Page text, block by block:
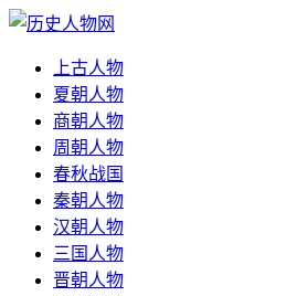
上古人物
夏朝人物
商朝人物
周朝人物
春秋战国
秦朝人物
汉朝人物
三国人物
晋朝人物